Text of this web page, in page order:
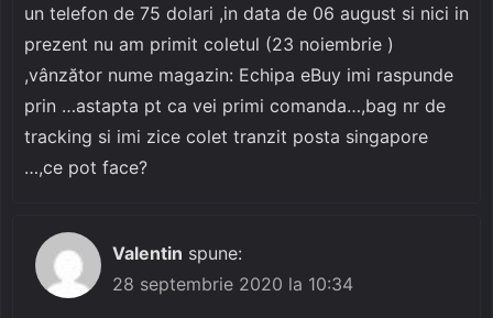
un telefon de 75 dolari ,in data de 06 august si nici in
prezent nu am primit coletul (23 noiembrie )
,vânzător nume magazin: Echipa eBuy imi raspunde
prin …astapta pt ca vei primi comanda…,bag nr de
tracking si imi zice colet tranzit posta singapore
…,ce pot face?
Valentin spune:
28 septembrie 2020 la 10:34